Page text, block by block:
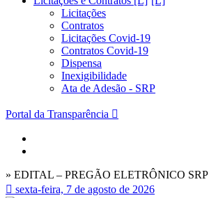
Licitações
Contratos
Licitações Covid-19
Contratos Covid-19
Dispensa
Inexigibilidade
Ata de Adesão - SRP
Portal da Transparência
» EDITAL – PREGÃO ELETRÔNICO SRP
sexta-feira, 7 de agosto de 2026